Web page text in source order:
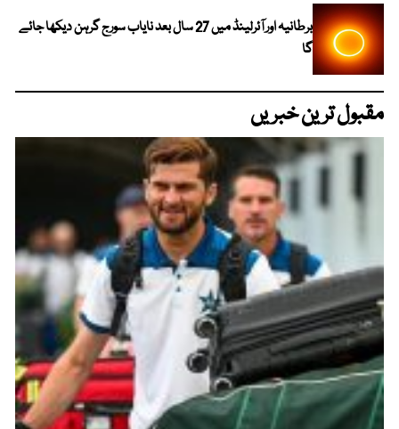
برطانیہ اور آئرلینڈ میں 27 سال بعد نایاب سورج گرہن دیکھا جائے
گا
مقبول ترین خبریں